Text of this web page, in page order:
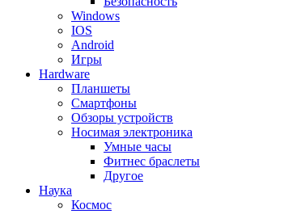
Windows
IOS
Android
Игры
Hardware
Планшеты
Смартфоны
Обзоры устройств
Носимая электроника
Умные часы
Фитнес браслеты
Другое
Наука
Космос